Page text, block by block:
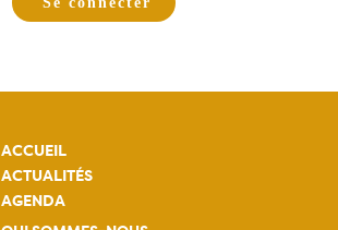
ACCUEIL
ACTUALITÉS
AGENDA